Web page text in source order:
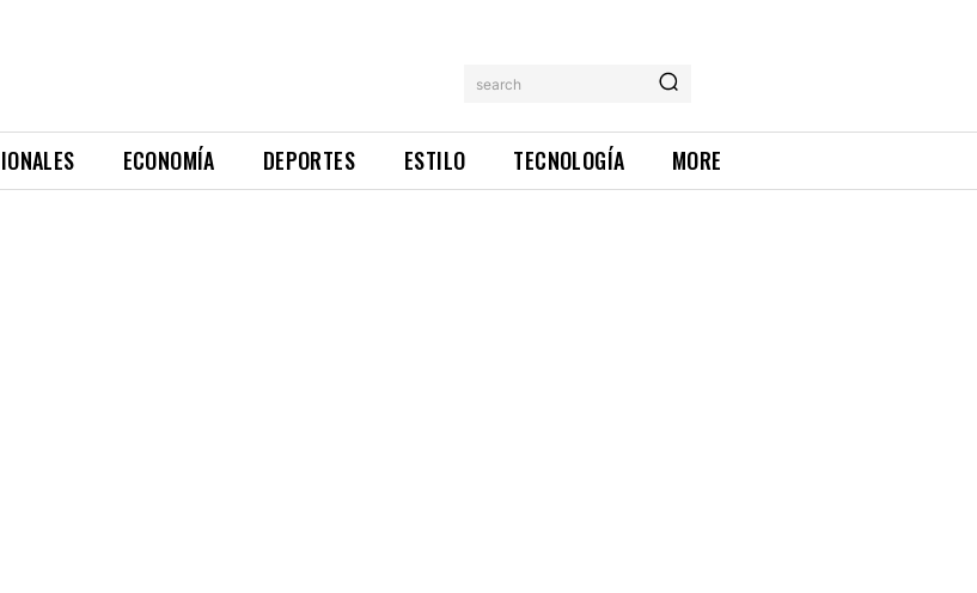
search
ECONOMÍA DEPORTES ESTILO TECNOLOGÍA MORE